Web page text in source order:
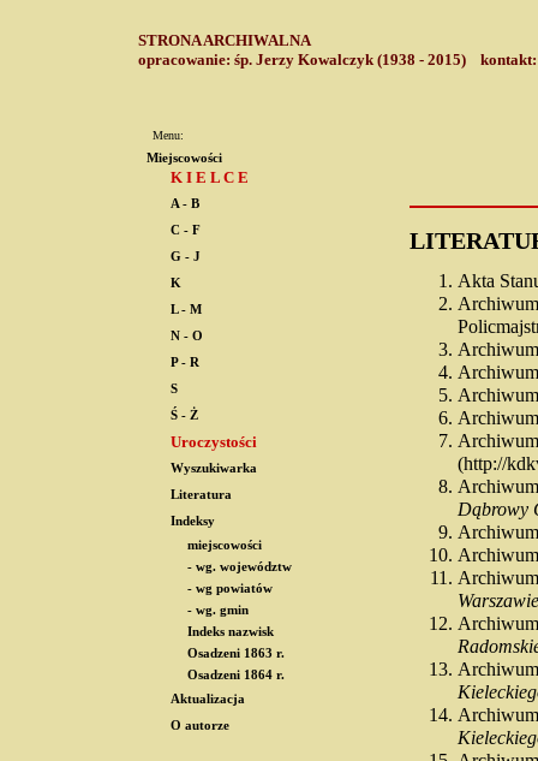
STRONA ARCHIWALNA
opracowanie: śp. Jerzy Kowalczyk (1938 - 2015)
Menu:
Miejscowości
K I E L C E
A - B
C - F
G - J
K
L - M
N - O
P - R
S
Ś - Ż
Uroczystości
Wyszukiwarka
Literatura
Indeksy
miejscowości
- wg. województw
- wg powiatów
- wg. gmin
Indeks nazwisk
Osadzeni 1863 r.
Osadzeni 1864 r.
Aktualizacja
O autorze
Akta
(http://
Dąbrowy